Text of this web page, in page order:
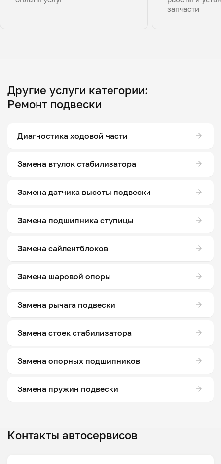
запчасти
Другие услуги категории:
Ремонт подвески
Диагностика ходовой части
Замена втулок стабилизатора
Замена датчика высоты подвески
Замена подшипника ступицы
Замена сайлентблоков
Замена шаровой опоры
Замена рычага подвески
Замена стоек стабилизатора
Замена опорных подшипников
Замена пружин подвески
Контакты автосервисов